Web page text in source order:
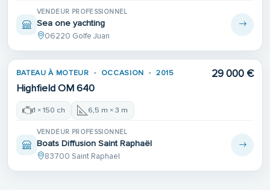
VENDEUR PROFESSIONNEL
Sea one yachting
06220 Golfe Juan
BATEAU À MOTEUR OCCASION 2015
Highfield OM 640
29 000 €
1 × 150 ch 6,5 m × 3 m
VENDEUR PROFESSIONNEL
Boats Diffusion Saint Raphaël
83700 Saint Raphael